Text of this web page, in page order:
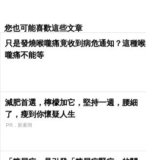
您也可能喜歡這些文章
只是發燒喉嚨痛竟收到病危通知？這種喉
嚨痛不能等
減肥首選，檸檬加它，堅持一週，腰細
了，瘦到你懷疑人生
PR．新素簡